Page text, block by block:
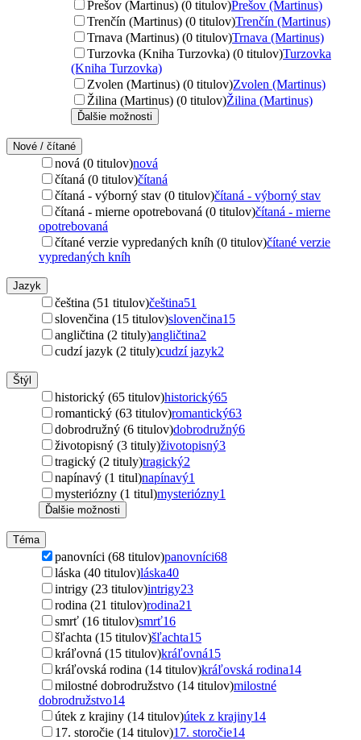
Prešov (Martinus) (0 titulov)Prešov (Martinus)
Trenčín (Martinus) (0 titulov)Trenčín (Martinus)
Trnava (Martinus) (0 titulov)Trnava (Martinus)
Turzovka (Kniha Turzovka) (0 titulov)Turzovka
(Kniha Turzovka)
Zvolen (Martinus) (0 titulov)Zvolen (Martinus)
Žilina (Martinus) (0 titulov)Žilina (Martinus)
Ďalšie možnosti
Nové / čítané
nová (0 titulov)nová
čítaná (0 titulov)čítaná
čítaná - výborný stav (0 titulov)čítaná - výborný stav
čítaná - mierne opotrebovaná (0 titulov)čítaná - mierne
opotrebovaná
čítané verzie vypredaných kníh (0 titulov)čítané verzie
vypredaných kníh
Jazyk
čeština (51 titulov)čeština51
slovenčina (15 titulov)slovenčina15
angličtina (2 tituly)angličtina2
cudzí jazyk (2 tituly)cudzí jazyk2
Štýl
historický (65 titulov)historický65
romantický (63 titulov)romantický63
dobrodružný (6 titulov)dobrodružný6
životopisný (3 tituly)životopisný3
tragický (2 tituly)tragický2
napínavý (1 titul)napínavý1
mysteriózny (1 titul)mysteriózny1
Ďalšie možnosti
Téma
panovníci (68 titulov)panovníci68
láska (40 titulov)láska40
intrigy (23 titulov)intrigy23
rodina (21 titulov)rodina21
smrť (16 titulov)smrť16
šľachta (15 titulov)šľachta15
kráľovná (15 titulov)kráľovná15
kráľovská rodina (14 titulov)kráľovská rodina14
milostné dobrodružstvo (14 titulov)milostné
dobrodružstvo14
útek z krajiny (14 titulov)útek z krajiny14
17. storočie (14 titulov)17. storočie14